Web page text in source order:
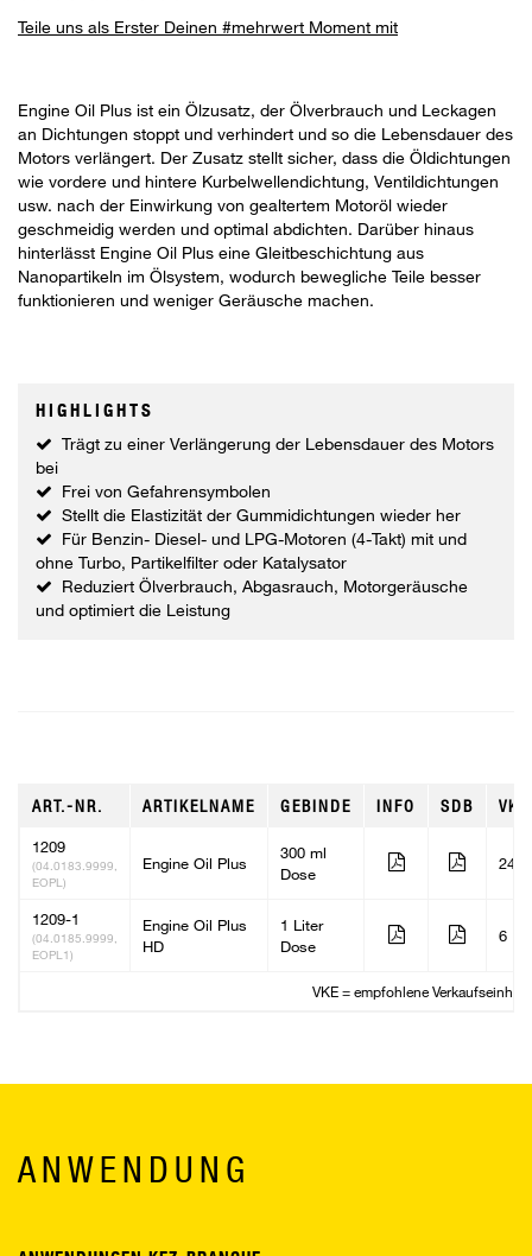
Teile uns als Erster Deinen #mehrwert Moment mit
Engine Oil Plus ist ein Ölzusatz, der Ölverbrauch und Leckagen
an Dichtungen stoppt und verhindert und so die Lebensdauer des
Motors verlängert. Der Zusatz stellt sicher, dass die Öldichtungen
wie vordere und hintere Kurbelwellendichtung, Ventildichtungen
usw. nach der Einwirkung von gealtertem Motoröl wieder
geschmeidig werden und optimal abdichten. Darüber hinaus
hinterlässt Engine Oil Plus eine Gleitbeschichtung aus
Nanopartikeln im Ölsystem, wodurch bewegliche Teile besser
funktionieren und weniger Geräusche machen.
HIGHLIGHTS
Trägt zu einer Verlängerung der Lebensdauer des Motors
bei
Frei von Gefahrensymbolen
Stellt die Elastizität der Gummidichtungen wieder her
Für Benzin- Diesel- und LPG-Motoren (4-Takt) mit und
ohne Turbo, Partikelfilter oder Katalysator
Reduziert Ölverbrauch, Abgasrauch, Motorgeräusche
und optimiert die Leistung
ART.-NR. ARTIKELNAME GEBINDE INFO SDB VKE
1209
(04.0183.9999,
EOPL)
Engine Oil Plus
300 ml
Dose
24
1209-1
(04.0185.9999,
EOPL1)
Engine Oil Plus
HD
1 Liter
Dose
6
VKE = empfohlene Verkaufseinheit
ANWENDUNG